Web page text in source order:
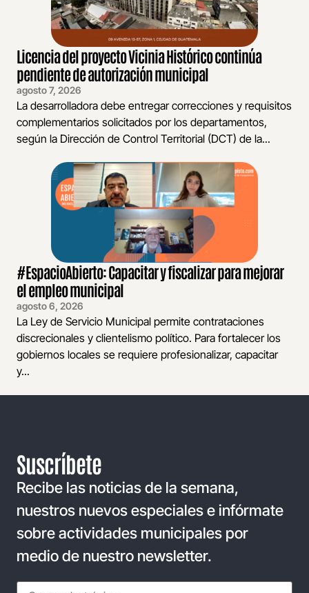
Licencia del proyecto Vicinia Histórico continúa
pendiente de autorización municipal
agosto 7, 2026
La desarrolladora debe entregar correcciones y requisitos
complementarios solicitados por los departamentos,
según la Dirección de Control Territorial (DCT) de la...
#EspacioAbierto: Capacitar y fiscalizar para mejorar
el empleo municipal
agosto 6, 2026
La Ley de Servicio Municipal permite contrataciones
discrecionales y clientelismo político. Para fortalecer los
gobiernos locales se requiere profesionalizar, capacitar
y...
Suscríbete
Recibe las noticias de la semana,
nuestros nuevos especiales e infórmate
sobre actividades municipales por
medio de nuestro newsletter.